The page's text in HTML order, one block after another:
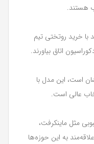
هستند.
با خرید روتختی تیم
اتاق بیاورند.
است، این مدل با
عالی است.
مثل ماینکرفت،
به این حوزه‌ها